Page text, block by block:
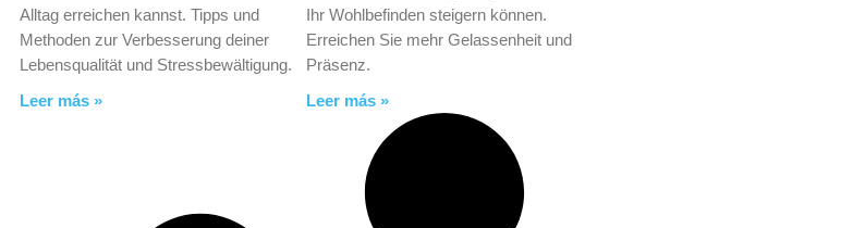
Alltag erreichen kannst. Tipps und
Methoden zur Verbesserung deiner
Lebensqualität und Stressbewältigung.
Leer más »
Ihr Wohlbefinden steigern können.
Erreichen Sie mehr Gelassenheit und
Präsenz.
Leer más »